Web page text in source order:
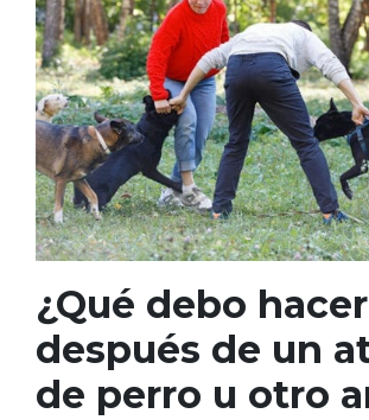
¿Qué debo hacer
después de un
de perro u otro